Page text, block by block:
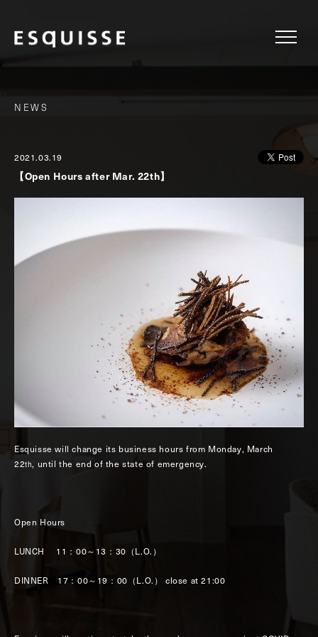
NEWS
2021.03.19
【Open Hours after Mar. 22th】
Esquisse will change its business hours from Monday, March
22th, until the end of the state of emergency.
Open Hours
LUNCH 11：00～13：30（L.O.）
DINNER 17：00～19：00（L.O.） close at 21:00